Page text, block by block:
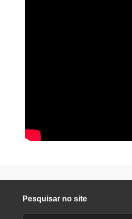
Pesquisar no site